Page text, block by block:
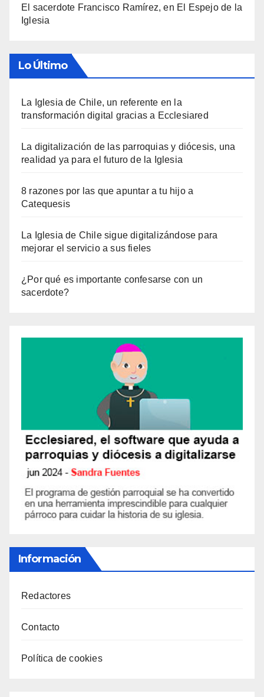
El sacerdote Francisco Ramírez, en El Espejo de la
Iglesia
Lo Último
La Iglesia de Chile, un referente en la
transformación digital gracias a Ecclesiared
La digitalización de las parroquias y diócesis, una
realidad ya para el futuro de la Iglesia
8 razones por las que apuntar a tu hijo a
Catequesis
La Iglesia de Chile sigue digitalizándose para
mejorar el servicio a sus fieles
¿Por qué es importante confesarse con un
sacerdote?
Información
Redactores
Contacto
Política de cookies